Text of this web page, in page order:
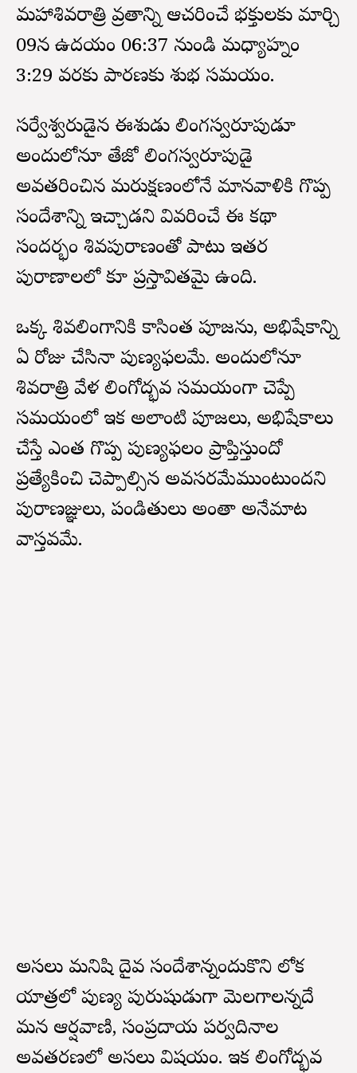
మహాశివరాత్రి వ్రతాన్ని ఆచరించే భక్తులకు మార్చి
09న ఉదయం 06:37 నుండి మధ్యాహ్నం
3:29 వరకు పారణకు శుభ సమయం.
సర్వేశ్వరుడైన ఈశుడు లింగస్వరూపుడూ
అందులోనూ తేజో లింగస్వరూపుడై
అవతరించిన మరుక్షణంలోనే మానవాళికి గొప్ప
సందేశాన్ని ఇచ్చాడని వివరించే ఈ కథా
సందర్భం శివపురాణంతో పాటు ఇతర
పురాణాలలో కూడా ప్రస్తావితమై ఉంది.
ఒక్క శివలింగానికి కాసింత పూజను, అభిషేకాన్ని
ఏ రోజు చేసినా పుణ్యఫలమే. అందులోనూ
శివరాత్రి వేళ లింగోద్భవ సమయంగా చెప్పే
సమయంలో ఇక అలాంటి పూజలు, అభిషేకాలు
చేస్తే ఎంత గొప్ప పుణ్యఫలం ప్రాప్తిస్తుందో
ప్రత్యేకించి చెప్పాల్సిన అవసరమేముంటుందని
పురాణజ్ఞులు, పండితులు అంతా అనేమాట
వాస్తవమే.
అసలు మనిషి దైవ సందేశాన్నందుకొని లోక
యాత్రలో పుణ్య పురుషుడుగా మెలగాలన్నదే
మన ఆర్షవాణి, సంప్రదాయ పర్వదినాల
అవతరణలో అసలు విషయం. ఇక లింగోద్భవ